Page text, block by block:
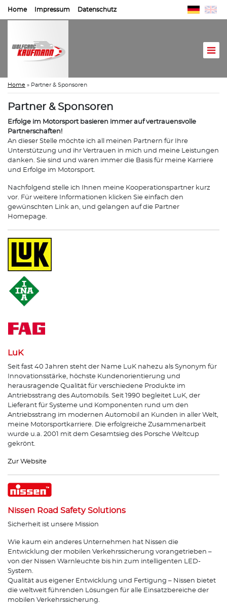
Home Impressum Datenschutz
Home » Partner & Sponsoren
Partner & Sponsoren
Erfolge im Motorsport basieren immer auf vertrauensvolle
Partnerschaften!
An dieser Stelle möchte ich all meinen Partnern für Ihre
Unterstützung und ihr Vertrauen in mich und meine Leistungen
danken. Sie sind und waren immer die Basis für meine Karriere
und Erfolge im Motorsport.
Nachfolgend stelle ich Ihnen meine Kooperationspartner kurz
vor. Für weitere Informationen klicken Sie einfach den
gewünschten Link an, und gelangen auf die Partner
Homepage.
LuK
Seit fast 40 Jahren steht der Name LuK nahezu als Synonym für
Innovationsstärke, höchste Kundenorientierung und
herausragende Qualität für verschiedene Produkte im
Antriebsstrang des Automobils. Seit 1990 begleitet LuK, der
Lieferant für Systeme und Komponenten rund um den
Antriebsstrang im modernen Automobil an Kunden in aller Welt,
meine Motorsportkarriere. Die erfolgreiche Zusammenarbeit
wurde u.a. 2001 mit dem Gesamtsieg des Porsche Weltcup
gekrönt.
Zur Website
Nissen Road Safety Solutions
Sicherheit ist unsere Mission
Wie kaum ein anderes Unternehmen hat Nissen die
Entwicklung der mobilen Verkehrssicherung vorangetrieben –
von der Nissen Warnleuchte bis hin zum intelligenten LED-
System.
Qualität aus eigener Entwicklung und Fertigung – Nissen bietet
die weltweit führenden Lösungen für alle Einsatzbereiche der
mobilen Verkehrssicherung.